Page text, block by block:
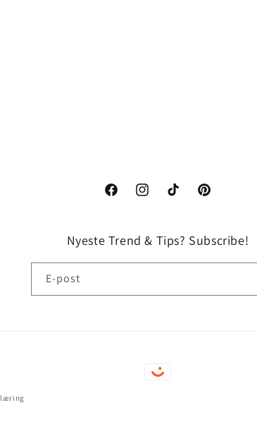
FacebookInstagramTikTok Pinterest
Nyeste Trend & Tips? Subscribe!
E-post
Betalingsmåter